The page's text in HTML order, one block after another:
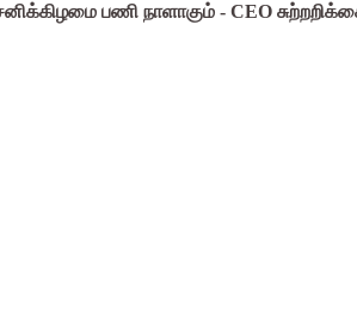
பணி நாளாகும் - CEO